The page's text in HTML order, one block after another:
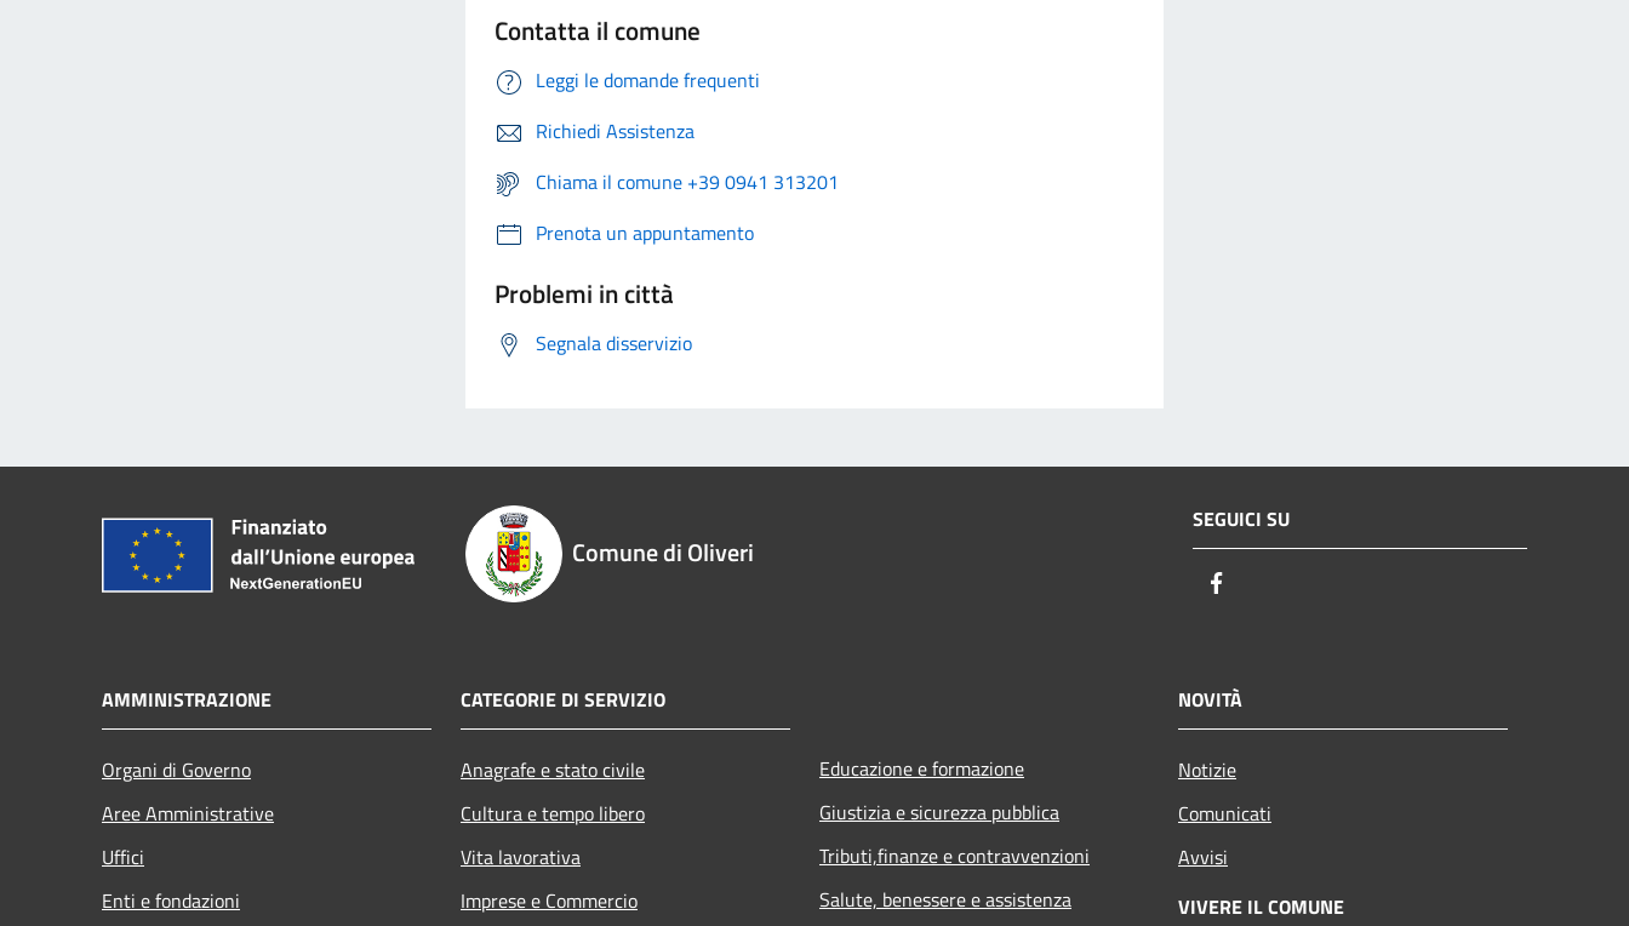
Contatta il comune
Leggi le domande frequenti
Richiedi Assistenza
Chiama il comune +39 0941 313201
Prenota un appuntamento
Problemi in città
Segnala disservizio
Comune di Oliveri
SEGUICI SU
AMMINISTRAZIONE
Organi di Governo
Aree Amministrative
Uffici
Enti e fondazioni
CATEGORIE DI SERVIZIO
Anagrafe e stato civile
Cultura e tempo libero
Vita lavorativa
Imprese e Commercio
Educazione e formazione
Giustizia e sicurezza pubblica
Tributi,finanze e contravvenzioni
Salute, benessere e assistenza
NOVITÀ
Notizie
Comunicati
Avvisi
VIVERE IL COMUNE